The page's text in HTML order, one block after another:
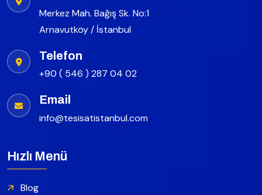
Merkez Mah. Bağış Sk. No:1
Arnavutköy / İstanbul
Telefon
+90 ( 546 ) 287 04 02
Email
info@tesisatistanbul.com
Hızlı Menü
Blog